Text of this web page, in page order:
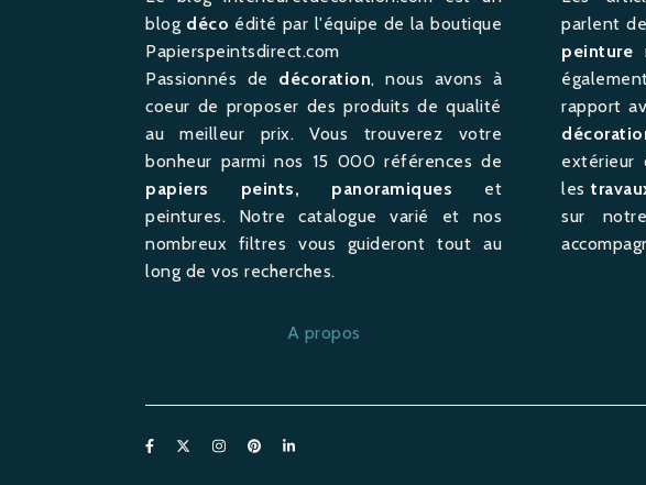
blog déco édité par l'équipe de la boutique
Papierspeintsdirect.com
Passionnés de décoration, nous avons à
coeur de proposer des produits de qualité
au meilleur prix. Vous trouverez votre
bonheur parmi nos 15 000 références de
papiers peints, panoramiques et
peintures. Notre catalogue varié et nos
nombreux filtres vous guideront tout au
long de vos recherches.
A propos
parlent de
peinture
rapport
extérieur
les
sur